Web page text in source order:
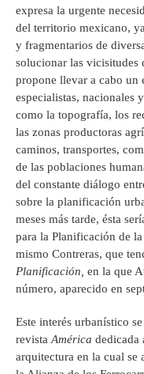
expresa la urgente
del territorio mexicano,
y fragmentarios de
solucionar las vicisitudes
propone llevar a cabo un
especialistas, nacionales
como la topografía, los
las zonas productoras
caminos, transportes,
de las poblaciones
del constante diálogo
sobre la planificación
meses más tarde, ésta
para la Planificación de
mismo Contreras, que
Planificación, en la que
número, aparecido en
Este interés urbanístico
revista América dedicada
arquitectura en la cual se